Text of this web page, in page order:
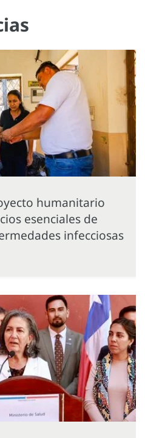
humanitario
esenciales de
infecciosas